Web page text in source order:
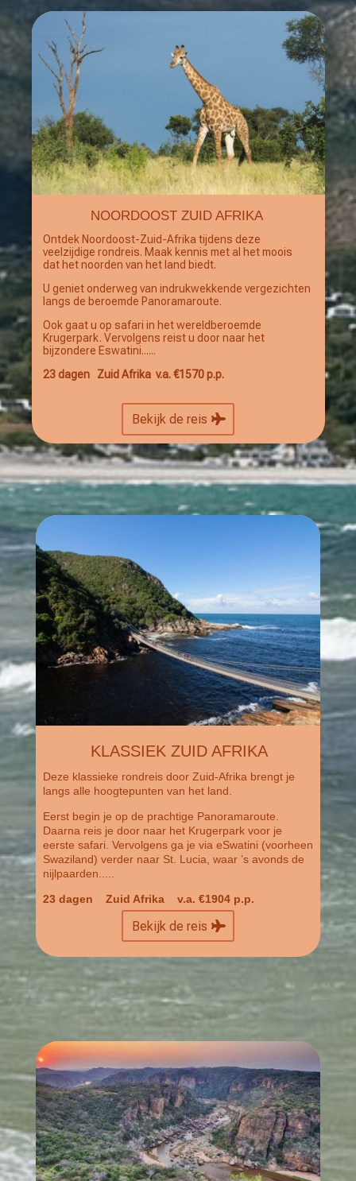
NOORDOOST ZUID AFRIKA
Ontdek Noordoost-Zuid-Afrika tijdens deze
veelzijdige rondreis. Maak kennis met al het moois
dat het noorden van het land biedt.
U geniet onderweg van indrukwekkende vergezichten
langs de beroemde Panoramaroute.
Ook gaat u op safari in het wereldberoemde
Krugerpark. Vervolgens reist u door naar het
bijzondere Eswatini......
23 dagen Zuid Afrika v.a. €1570 p.p.
Bekijk de reis
KLASSIEK ZUID AFRIKA
Deze klassieke rondreis door Zuid-Afrika brengt je
langs alle hoogtepunten van het land.
Eerst begin je op de prachtige Panoramaroute.
Daarna reis je door naar het Krugerpark voor je
eerste safari. Vervolgens ga je via eSwatini (voorheen
Swaziland) verder naar St. Lucia, waar ’s avonds de
nijlpaarden.....
23 dagen Zuid Afrika
v.a. €1904 p.p.
Bekijk de reis